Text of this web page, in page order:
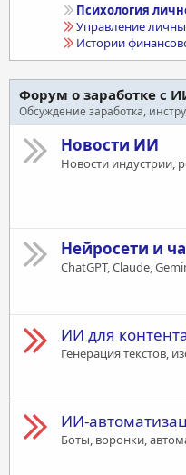
Психология
Управление
Истории
Форум о заработке с
Обсуждение заработка,
Новости ИИ
Новости индустрии,
Нейросети и
ChatGPT, Claude,
ИИ для
Генерация текстов,
ИИ-
Боты, воронки,